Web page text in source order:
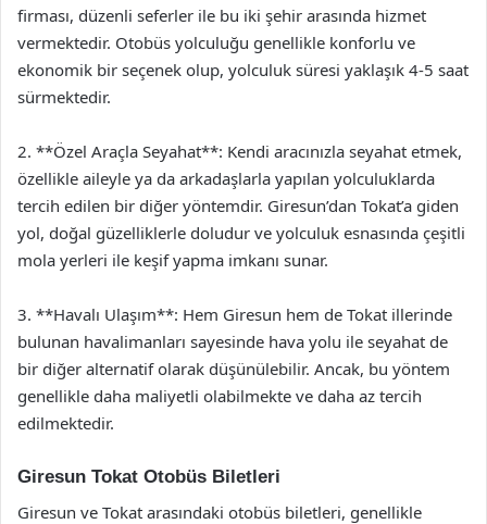
firması, düzenli seferler ile bu iki şehir arasında hizmet
vermektedir. Otobüs yolculuğu genellikle konforlu ve
ekonomik bir seçenek olup, yolculuk süresi yaklaşık 4-5 saat
sürmektedir.
2. **Özel Araçla Seyahat**: Kendi aracınızla seyahat etmek,
özellikle aileyle ya da arkadaşlarla yapılan yolculuklarda
tercih edilen bir diğer yöntemdir. Giresun’dan Tokat’a giden
yol, doğal güzelliklerle doludur ve yolculuk esnasında çeşitli
mola yerleri ile keşif yapma imkanı sunar.
3. **Havalı Ulaşım**: Hem Giresun hem de Tokat illerinde
bulunan havalimanları sayesinde hava yolu ile seyahat de
bir diğer alternatif olarak düşünülebilir. Ancak, bu yöntem
genellikle daha maliyetli olabilmekte ve daha az tercih
edilmektedir.
Giresun Tokat Otobüs Biletleri
Giresun ve Tokat arasındaki otobüs biletleri, genellikle